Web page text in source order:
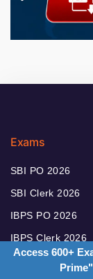
Exams
SBI PO 2026
SBI Clerk 2026
IBPS PO 2026
IBPS Clerk 2026
Access 600+